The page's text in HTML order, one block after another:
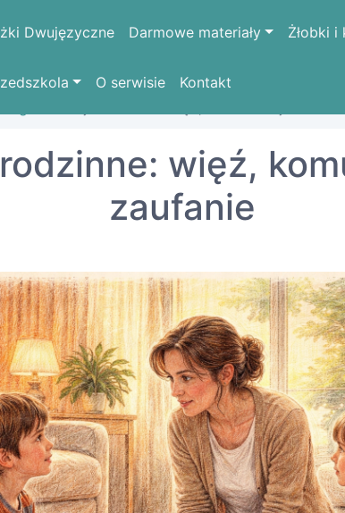
Dwujęzyczne Darmowe materiały Żłobki i
O serwisie Kontakt
więź,
zaufanie